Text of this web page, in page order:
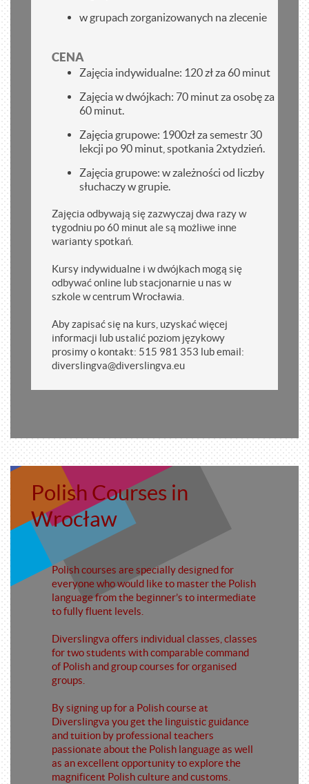
w grupach zorganizowanych na zlecenie
CENA
Zajęcia indywidualne: 120 zł za 60 minut
Zajęcia w dwójkach: 70 minut za osobę za
60 minut.
Zajęcia grupowe: 1900zł za semestr 30
lekcji po 90 minut, spotkania 2xtydzień.
Zajęcia grupowe: w zależności od liczby
słuchaczy w grupie.
Zajęcia odbywają się zazwyczaj dwa razy w
tygodniu po 60 minut ale są możliwe inne
warianty spotkań.
Kursy indywidualne i w dwójkach mogą się
odbywać online lub stacjonarnie u nas w
szkole w centrum Wrocławia.
Aby zapisać się na kurs, uzyskać więcej
informacji lub ustalić poziom językowy
prosimy o kontakt: 515 981 353 lub email:
diverslingva@diverslingva.eu
Polish Courses in
Wrocław
Polish courses are specially designed for
everyone who would like to master the Polish
language from the beginner’s to intermediate
to fully fluent levels.
Diverslingva offers individual classes, classes
for two students with comparable command
of Polish and group courses for organised
groups.
By signing up for a Polish course at
Diverslingva you get the linguistic guidance
and tuition by professional teachers
passionate about the Polish language as well
as an excellent opportunity to explore the
magnificent Polish culture and customs.